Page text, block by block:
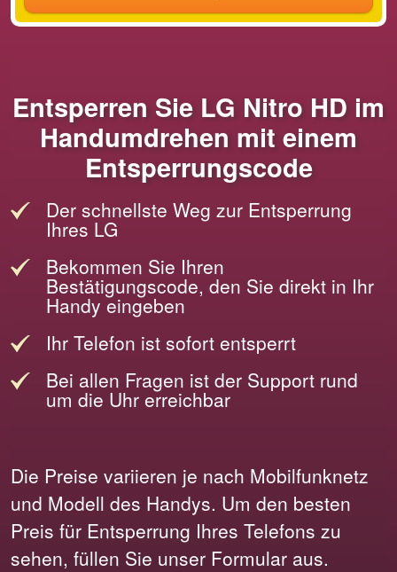
Entsperren Sie LG Nitro HD im
Handumdrehen mit einem
Entsperrungscode
Der schnellste Weg zur Entsperrung
Ihres LG
Bekommen Sie Ihren
Bestätigungscode, den Sie direkt in Ihr
Handy eingeben
Ihr Telefon ist sofort entsperrt
Bei allen Fragen ist der Support rund
um die Uhr erreichbar
Die Preise variieren je nach Mobilfunknetz
und Modell des Handys. Um den besten
Preis für Entsperrung Ihres Telefons zu
sehen, füllen Sie unser Formular aus.